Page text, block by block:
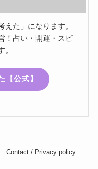
えた」になります。
！占い・開運・スピ
。
【公式】
Contact / Privacy policy